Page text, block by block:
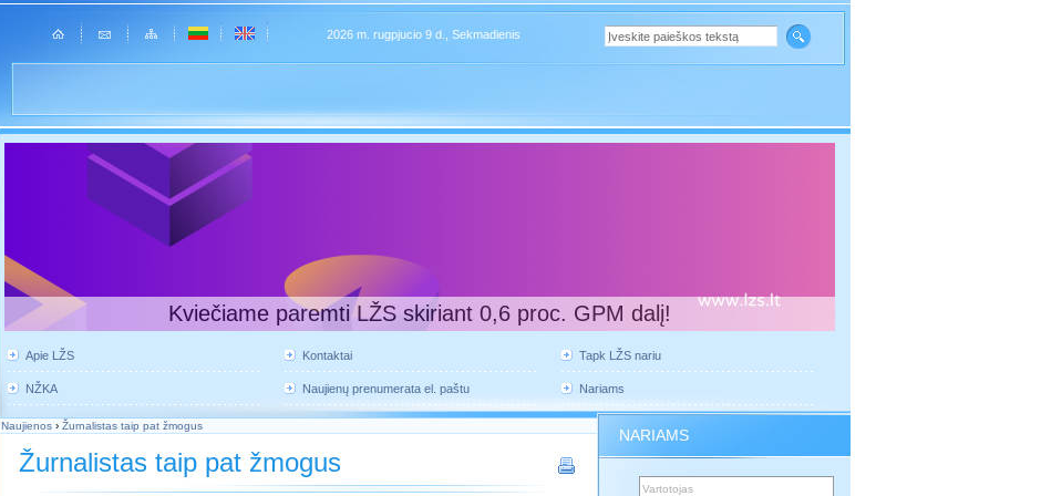
2026 m. rugpjucio 9 d., Sekmadienis
Kviečiame paremti LŽS skiriant 0,6 proc. GPM dalį!
Apie LŽS Kontaktai Tapk LŽS nariu
NŽKA Naujienų prenumerata el. paštu Nariams
Naujienos › Žurnalistas taip pat žmogus
Žurnalistas taip pat žmogus
NARIAMS